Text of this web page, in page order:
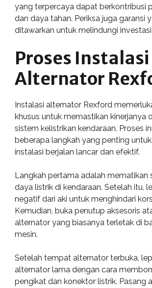
yang terpercaya dapat berkontribusi
dan daya tahan. Periksa juga garansi
ditawarkan untuk melindungi
Proses Instalasi
Alternator
Instalasi alternator Rexford
khusus untuk memastikan kinerjanya
sistem kelistrikan kendaraan. Proses
beberapa langkah yang penting
instalasi berjalan lancar dan efektif.
Langkah pertama adalah mematikan
daya listrik di kendaraan. Setelah itu,
negatif dari aki untuk menghindari
Kemudian, buka penutup aksesoris
alternator yang biasanya terletak di
mesin.
Setelah tempat alternator terbuka,
alternator lama dengan cara
pengikat dan konektor listrik. Pasang